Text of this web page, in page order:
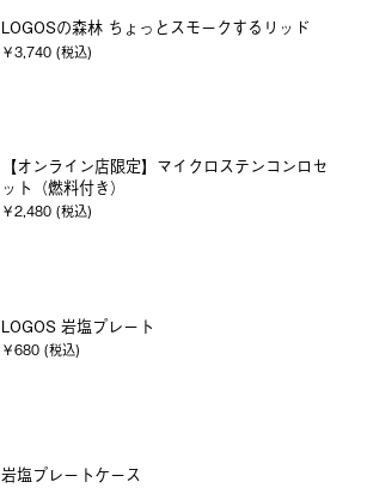
LOGOSの森林 ちょっとスモークするリッド
￥3,740 (税込)
【オンライン店限定】マイクロステンコンロセ
ット（燃料付き）
￥2,480 (税込)
LOGOS 岩塩プレート
￥680 (税込)
岩塩プレートケース